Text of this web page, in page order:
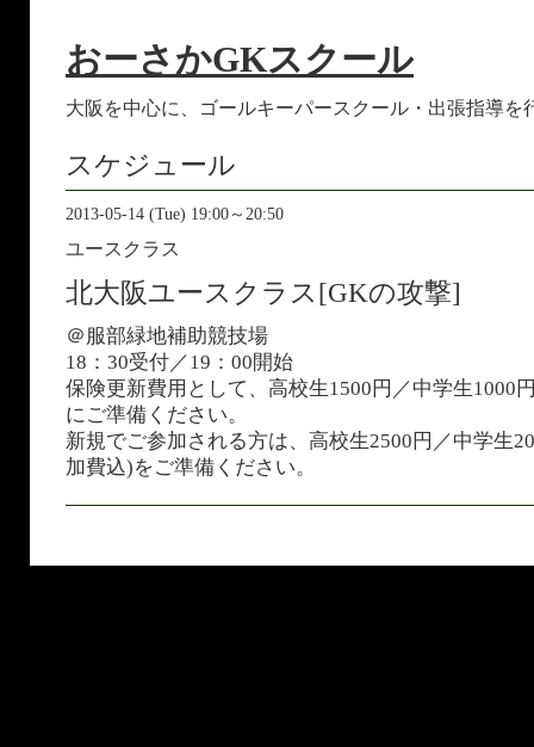
おーさかGKスクール
大阪を中心に、ゴールキーパースクール・出張指導を
スケジュール
2013-05-14 (Tue) 19:00～20:50
ユースクラス
北大阪ユースクラス[GKの攻撃]
＠服部緑地補助競技場
18：30受付／19：00開始
保険更新費用として、高校生1500円／中学生1000
にご準備ください。
新規でご参加される方は、高校生2500円／中学生
加費込)をご準備ください。